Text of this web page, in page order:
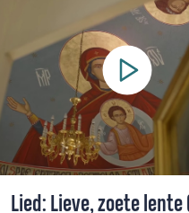
Lied: Lieve, zoete